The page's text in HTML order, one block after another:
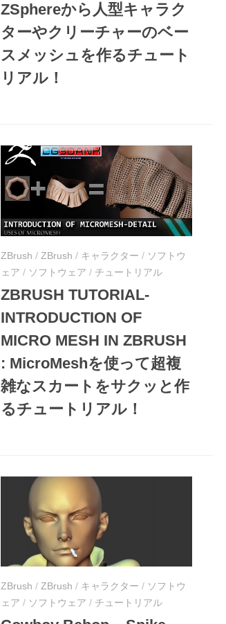
ZSphereから人型キャラク
ターやクリーチャーのベー
スメッシュを作るチュート
リアル！
ZBrush / ZBrush / キャラクター / ソフトウ
ェア / ソフトウェア / チュートリアル
ZBRUSH TUTORIAL-
INTRODUCTION OF
MICRO MESH IN ZBRUSH
: MicroMeshを使って超複
雑なスカートをサクッと作
るチュートリアル！
ZBrush / ZBrush / キャラクター / ソフトウ
ェア / ソフトウェア / チュートリアル